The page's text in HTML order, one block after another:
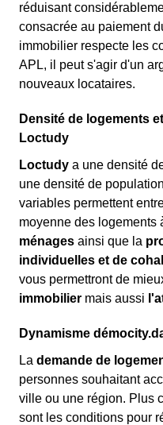
réduisant
consacrée au paiement
immobilier respecte les
APL, il peut s'agir d'un
nouveaux locataires.
Densité de logements
Loctudy
Loctudy a une densité
une densité de
variables permettent
moyenne des logements
ménages ainsi que la
individuelles et de
vous permettront de
immobilier mais aussi
Dynamisme
La demande de
personnes souhaitant
ville ou une région. Plus
sont les conditions pour